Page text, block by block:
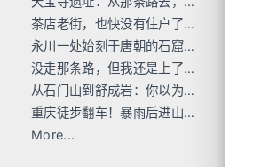
茶店老街，也快没有住户了...
永川一处始刻于唐朝的石窟，人不多 值得去
没走那条路，但我还是上了巴岳山
从石门山到舒成岩：你以为去过宝顶山就是全部的大足石刻了吗？
重庆徒步翻车！暴雨后进山，差点栽在这座小山里
More...